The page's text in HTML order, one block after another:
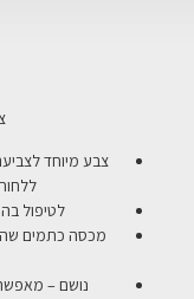
צבע מיוחד
לטיפול
מכסה כתמים
נושם –